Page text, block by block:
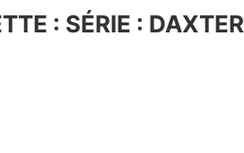
: SÉRIE : DAXTER